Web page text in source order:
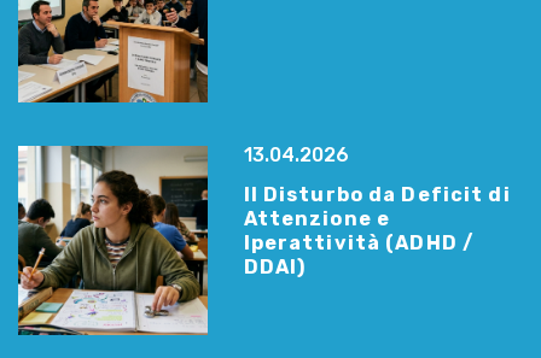
13.04.2026
Il Disturbo da Deficit di
Attenzione e
Iperattività (ADHD /
DDAI)